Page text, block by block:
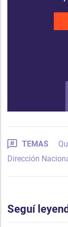
TEMAS
Dirección
Seguí